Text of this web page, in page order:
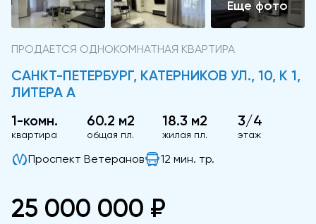
ПРОДАЕТСЯ ОДНОКОМНАТНАЯ КВАРТИРА
САНКТ-ПЕТЕРБУРГ, КАТЕРНИКОВ УЛ., 10, К 1,
ЛИТЕРА А
1-комн.
квартира
60.2 м2
общая пл.
18.3 м2
жилая пл.
3/4
этаж
Проспект Ветеранов 12 мин. тр.
25 000 000 ₽